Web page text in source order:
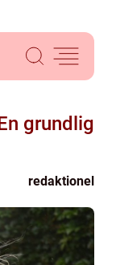
grundlig
redaktionel